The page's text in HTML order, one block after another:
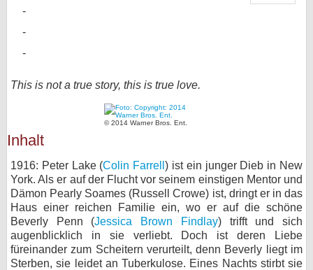
This is not a true story, this is true love.
© 2014 Warner Bros. Ent.
Inhalt
1916: Peter Lake (Colin Farrell) ist ein junger Dieb in New
York. Als er auf der Flucht vor seinem einstigen Mentor und
Dämon Pearly Soames (Russell Crowe) ist, dringt er in das
Haus einer reichen Familie ein, wo er auf die schöne
Beverly Penn (Jessica Brown Findlay) trifft und sich
augenblicklich in sie verliebt. Doch ist deren Liebe
füreinander zum Scheitern verurteilt, denn Beverly liegt im
Sterben, sie leidet an Tuberkulose. Eines Nachts stirbt sie
Forum
bei X
Kontakt
Nutzungsbedingungen
Datenschutz